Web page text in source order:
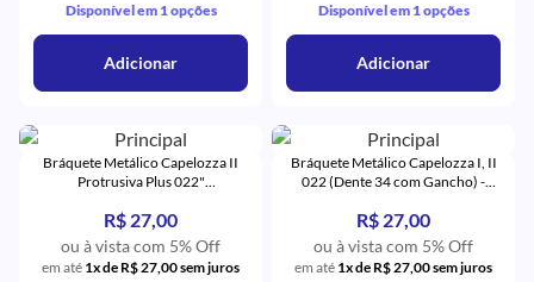
Disponível em 1 opções
Adicionar
Disponível em 1 opções
Adicionar
Bráquete Metálico Capelozza II
Protrusiva Plus 022"
R$ 27,00
ou à vista com 5% Off
em até 1x de R$ 27,00 sem juros
Bráquete Metálico Capelozza I, II
022 (Dente 34 com Gancho) -
R$ 27,00
ou à vista com 5% Off
em até 1x de R$ 27,00 sem juros